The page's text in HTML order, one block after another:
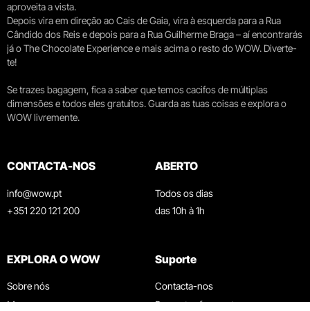
aproveita a vista.
Depois vira em direção ao Cais de Gaia, vira à esquerda para a Rua
Cândido dos Reis e depois para a Rua Guilherme Braga – aí encontrarás
já o The Chocolate Experience e mais acima o resto do WOW. Diverte-
te!
Se trazes bagagem, fica a saber que temos cacifos de múltiplas
dimensões e todos eles gratuitos. Guarda as tuas coisas e explora o
WOW livremente.
CONTACTA-NOS
info@wow.pt
+351 220 121 200
ABERTO
Todos os dias
das 10h à 1h
EXPLORA O WOW
Sobre nós
Museus
Suporte
Contacta-nos
Perguntas frequentes